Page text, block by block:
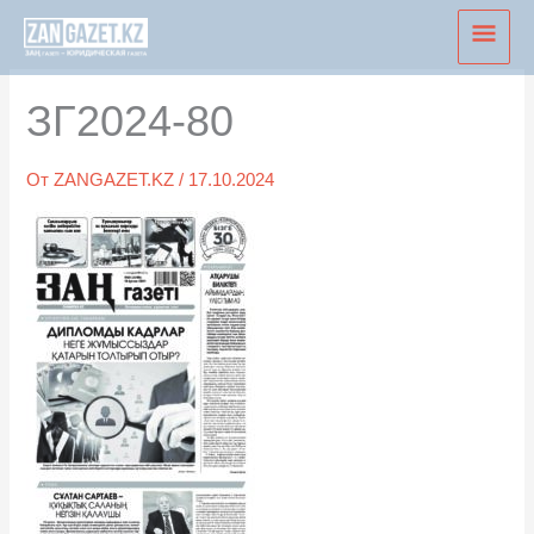
Перейти
содержимому
ЗГ2024-80
ОтZANGAZET.KZ/ 17.10.2024